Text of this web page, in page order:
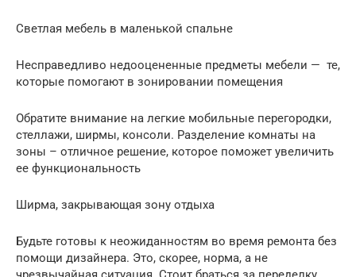
Светлая мебель в маленькой спальне
Несправедливо недооцененные предметы мебели — те,
которые помогают в зонировании помещения
Обратите внимание на легкие мобильные перегородки,
стеллажи, ширмы, консоли. Разделение комнаты на
зоны – отличное решение, которое поможет увеличить
ее функциональность
Ширма, закрывающая зону отдыха
Будьте готовы к неожиданностям во время ремонта без
помощи дизайнера. Это, скорее, норма, а не